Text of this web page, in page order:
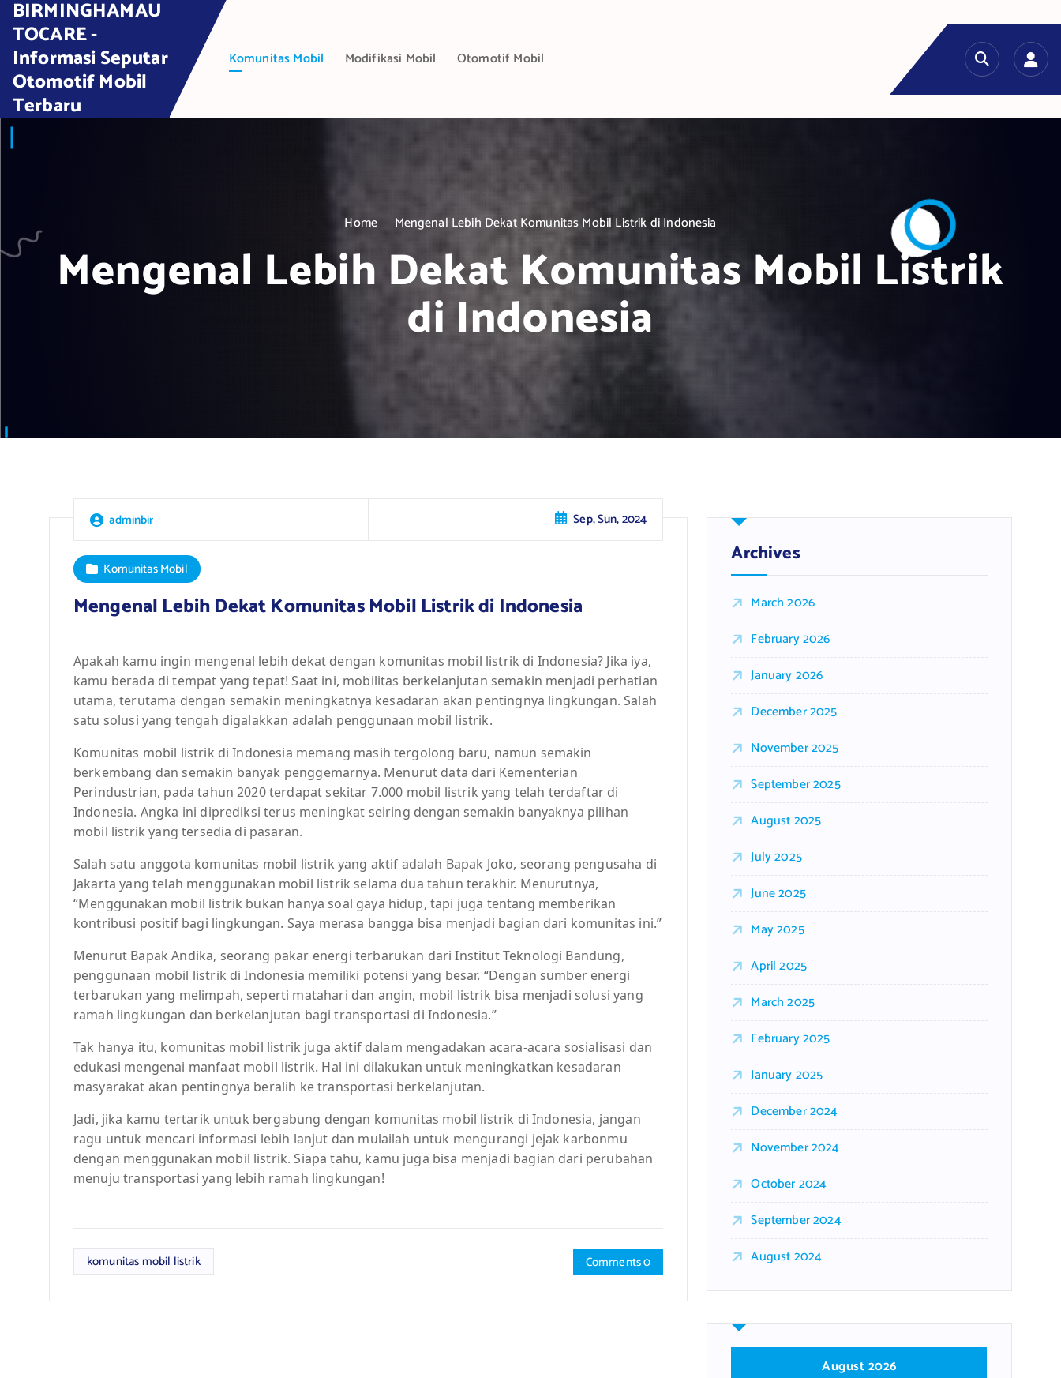
t
BIRMINGHAMAU
TOCARE -
Informasi Seputar
Otomotif Mobil
Terbaru
Komunitas Mobil Modifikasi Mobil Otomotif Mobil
Home Mengenal Lebih Dekat Komunitas Mobil Listrik di Indonesia
Mengenal Lebih Dekat Komunitas Mobil Listrik
di Indonesia
adminbir Sep, Sun, 2024
Komunitas Mobil
Mengenal Lebih Dekat Komunitas Mobil Listrik di Indonesia
Apakah kamu ingin mengenal lebih dekat dengan komunitas mobil listrik di Indonesia? Jika iya,
kamu berada di tempat yang tepat! Saat ini, mobilitas berkelanjutan semakin menjadi perhatian
utama, terutama dengan semakin meningkatnya kesadaran akan pentingnya lingkungan. Salah
satu solusi yang tengah digalakkan adalah penggunaan mobil listrik.
Komunitas mobil listrik di Indonesia memang masih tergolong baru, namun semakin
berkembang dan semakin banyak penggemarnya. Menurut data dari Kementerian
Perindustrian, pada tahun 2020 terdapat sekitar 7.000 mobil listrik yang telah terdaftar di
Indonesia. Angka ini diprediksi terus meningkat seiring dengan semakin banyaknya pilihan
mobil listrik yang tersedia di pasaran.
Salah satu anggota komunitas mobil listrik yang aktif adalah Bapak Joko, seorang pengusaha di
Jakarta yang telah menggunakan mobil listrik selama dua tahun terakhir. Menurutnya,
“Menggunakan mobil listrik bukan hanya soal gaya hidup, tapi juga tentang memberikan
kontribusi positif bagi lingkungan. Saya merasa bangga bisa menjadi bagian dari komunitas ini.”
Menurut Bapak Andika, seorang pakar energi terbarukan dari Institut Teknologi Bandung,
penggunaan mobil listrik di Indonesia memiliki potensi yang besar. “Dengan sumber energi
terbarukan yang melimpah, seperti matahari dan angin, mobil listrik bisa menjadi solusi yang
ramah lingkungan dan berkelanjutan bagi transportasi di Indonesia.”
Tak hanya itu, komunitas mobil listrik juga aktif dalam mengadakan acara-acara sosialisasi dan
edukasi mengenai manfaat mobil listrik. Hal ini dilakukan untuk meningkatkan kesadaran
masyarakat akan pentingnya beralih ke transportasi berkelanjutan.
Jadi, jika kamu tertarik untuk bergabung dengan komunitas mobil listrik di Indonesia, jangan
ragu untuk mencari informasi lebih lanjut dan mulailah untuk mengurangi jejak karbonmu
dengan menggunakan mobil listrik. Siapa tahu, kamu juga bisa menjadi bagian dari perubahan
menuju transportasi yang lebih ramah lingkungan!
komunitas mobil listrik Comments 0
Archives
March 2026
February 2026
January 2026
December 2025
November 2025
September 2025
August 2025
July 2025
June 2025
May 2025
April 2025
March 2025
February 2025
January 2025
December 2024
November 2024
October 2024
September 2024
August 2024
August 2026